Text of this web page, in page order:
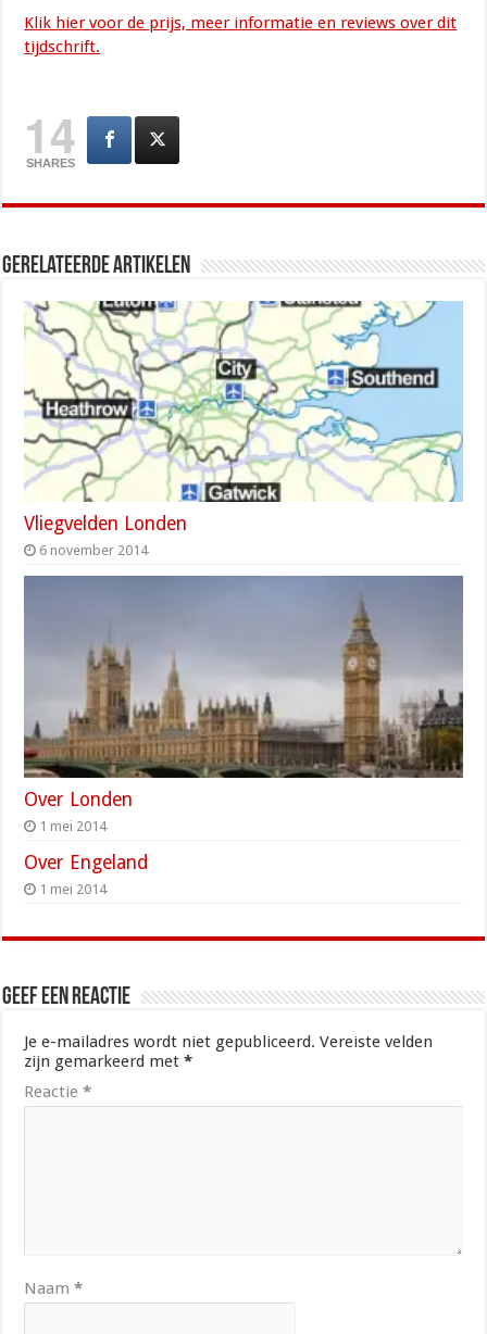
Klik hier voor de prijs, meer informatie en reviews over dit
tijdschrift.
14
SHARES
Gerelateerde artikelen
Vliegvelden Londen
6 november 2014
Over Londen
1 mei 2014
Over Engeland
1 mei 2014
Geef een reactie
Je e-mailadres wordt niet gepubliceerd. Vereiste velden
zijn gemarkeerd met*
Reactie*
Naam*